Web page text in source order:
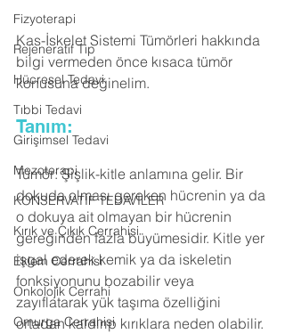
Fizyoterapi
Rejeneratif Tıp
Hücresel Tedavi
Tıbbi Tedavi
Girişimsel Tedavi
Mezoterapi
KONSERVATİF TEDAVİLER
Kırık ve Çıkık Cerrahisi
Eklem Cerrahisi
Onkolojik Cerrahi
Omurga Cerrahisi
Kas-İskelet Sistemi Tümörleri hakkında
bilgi vermeden önce kısaca tümör
konusuna değinelim.
Tanım:
Tümör: Şişlik-kitle anlamına gelir. Bir
dokuda olması gereken hücrenin ya da
o dokuya ait olmayan bir hücrenin
gereğinden fazla büyümesidir. Kitle yer
işgal ederek kemik ya da iskeletin
fonksiyonunu bozabilir veya
zayıflatarak yük taşıma özelliğini
ortadan kaldırıp kırıklara neden olabilir.